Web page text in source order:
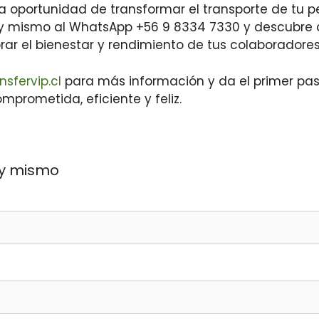
oportunidad de transformar el transporte de tu
mismo al WhatsApp +56 9 8334 7330 y
el bienestar y rendimiento de tus
para más información y da el primer
eficiente y feliz.
mismo